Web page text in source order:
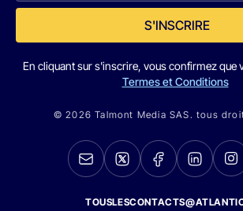
S'INSCRIRE
En cliquant sur s'inscrire, vous confirmez que
Termes et Conditions
© 2026 Talmont Media SAS. tous